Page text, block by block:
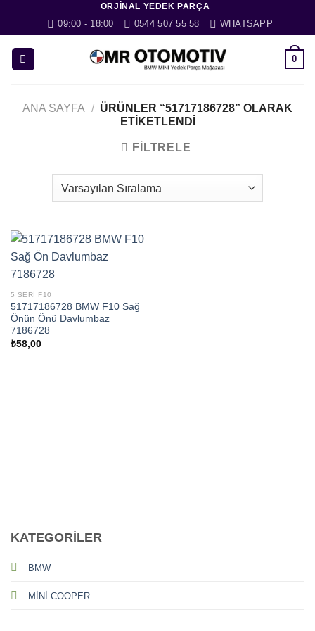
ORJINAL YEDEK PARÇA
09:00 - 18:00 0544 507 55 58 WHATSAPP
0
ANA SAYFA / ÜRÜNLER “51717186728” OLARAK
ETIKETLENDI
FILTRELE
5 SERI F10
51717186728 BMW F10 Sağ
Önün Önü Davlumbaz
7186728
₺58,00
KATEGORİLER
BMW
MİNİ COOPER